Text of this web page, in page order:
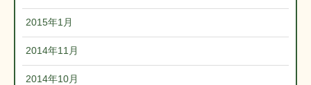
2015年1月
2014年11月
2014年10月